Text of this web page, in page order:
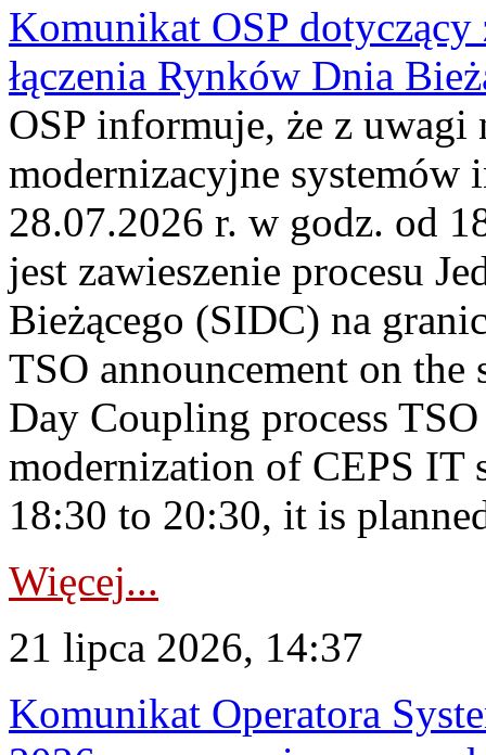
Komunikat OSP dotyczący
łączenia Rynków Dnia
OSP informuje, że z uwagi
modernizacyjne
28.07.2026 r. w godz. od
jest zawieszenie procesu
Bieżącego (SIDC) na
TSO announcement on
Day Coupling process
modernization of CEPS IT
18:30 to 20:30, it is
Więcej...
21 lipca 2026, 14:37
Komunikat Operatora